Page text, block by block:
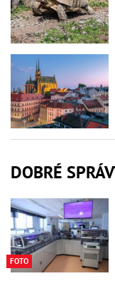
DOBRÉ
FOTO